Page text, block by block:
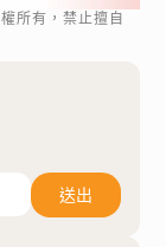
所有，禁止擅自
送出